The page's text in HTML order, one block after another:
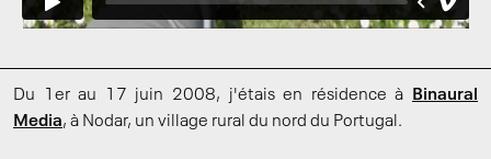
Du 1er au 17 juin 2008, j'étais en résidence à
Binaural
Media, à Nodar, un village rural du nord du Portugal.